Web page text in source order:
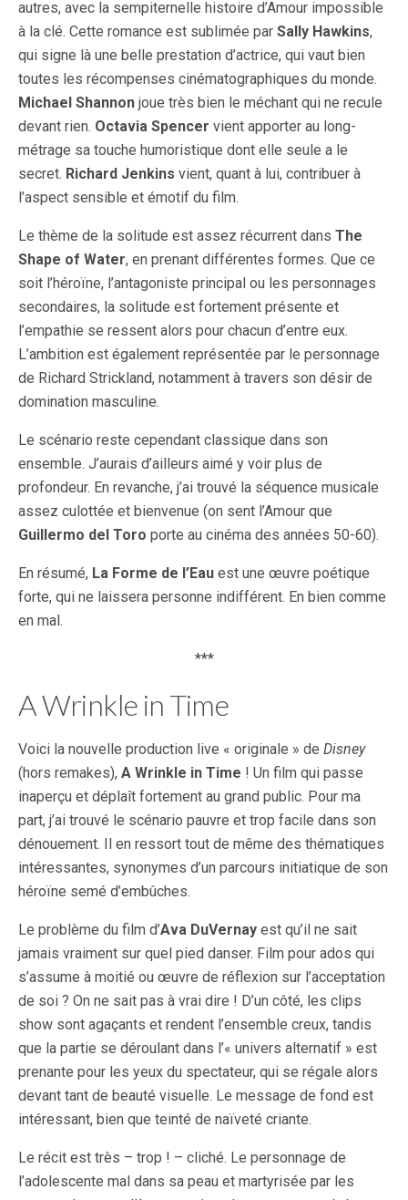
autres, avec la sempiternelle histoire d’Amour impossible
à la clé. Cette romance est sublimée par Sally Hawkins,
qui signe là une belle prestation d’actrice, qui vaut bien
toutes les récompenses cinématographiques du monde.
Michael Shannon joue très bien le méchant qui ne recule
devant rien. Octavia Spencer vient apporter au long-
métrage sa touche humoristique dont elle seule a le
secret. Richard Jenkins vient, quant à lui, contribuer à
l’aspect sensible et émotif du film.
Le thème de la solitude est assez récurrent dans The
Shape of Water, en prenant différentes formes. Que ce
soit l’héroïne, l’antagoniste principal ou les personnages
secondaires, la solitude est fortement présente et
l’empathie se ressent alors pour chacun d’entre eux.
L’ambition est également représentée par le personnage
de Richard Strickland, notamment à travers son désir de
domination masculine.
Le scénario reste cependant classique dans son
ensemble. J’aurais d’ailleurs aimé y voir plus de
profondeur. En revanche, j’ai trouvé la séquence musicale
assez culottée et bienvenue (on sent l’Amour que
Guillermo del Toro porte au cinéma des années 50-60).
En résumé, La Forme de l’Eau est une œuvre poétique
forte, qui ne laissera personne indifférent. En bien comme
en mal.
***
A Wrinkle in Time
Voici la nouvelle production live « originale » de Disney
(hors remakes), A Wrinkle in Time ! Un film qui passe
inaperçu et déplaît fortement au grand public. Pour ma
part, j’ai trouvé le scénario pauvre et trop facile dans son
dénouement. Il en ressort tout de même des thématiques
intéressantes, synonymes d’un parcours initiatique de son
héroïne semé d’embûches.
Le problème du film d’Ava DuVernay est qu’il ne sait
jamais vraiment sur quel pied danser. Film pour ados qui
s’assume à moitié ou œuvre de réflexion sur l’acceptation
de soi ? On ne sait pas à vrai dire ! D’un côté, les clips
show sont agaçants et rendent l’ensemble creux, tandis
que la partie se déroulant dans l’« univers alternatif » est
prenante pour les yeux du spectateur, qui se régale alors
devant tant de beauté visuelle. Le message de fond est
intéressant, bien que teinté de naïveté criante.
Le récit est très – trop ! – cliché. Le personnage de
l’adolescente mal dans sa peau et martyrisée par les